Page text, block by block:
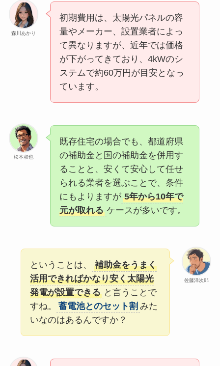
森川あかり
初期費用は、太陽光パネルの容
量やメーカー、設置業者によっ
て異なりますが、近年では価格
が下がってきており、4kWのシ
ステムで約60万円が目安となっ
ています。
松本和也
既存住宅の場合でも、都道府県
の補助金と国の補助金を併用す
ることと、安くて安心して任せ
られる業者を選ぶことで、条件
にもよりますが 5年から10年で
元が取れる ケースが多いです。
佐藤洋次郎
ということは、
補助金をうまく
活用できればかなり安く太陽光
発電が設置できる と言うことで
すね。
蓄電池とのセット割 みた
いなのはあるんですか？